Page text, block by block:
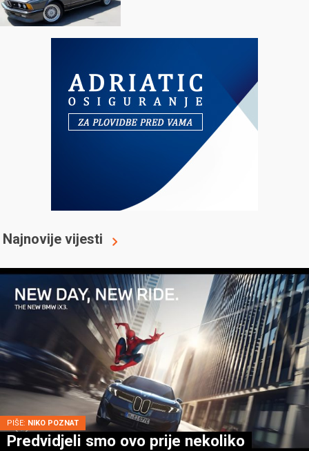
Najnovije vijesti
PIŠE: NIKO POZNAT
Predvidjeli smo ovo prije nekoliko